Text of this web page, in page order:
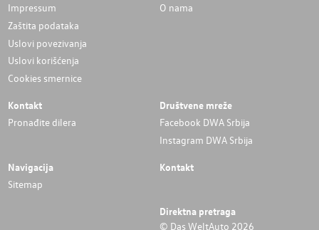
Impressum
Zaštita podataka
Uslovi povezivanja
Uslovi korišćenja
Cookies smernice
O nama
Kontakt
Pronađite dilera
Društvene mreže
Facebook DWA Srbija
Instagram DWA Srbija
Navigacija
Sitemap
Kontakt
Direktna pretraga
© Das WeltAuto 2026